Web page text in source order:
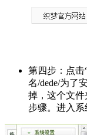
第四步：点击
名/dede/为了
掉，这个文
步骤。进入